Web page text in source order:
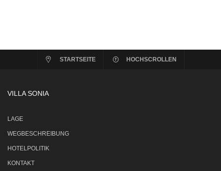
STARTSEITE HOCHSCROLLEN
VILLA SONIA
LAGE
WEGBESCHREIBUNG
HOTELPOLITIK
KONTAKT